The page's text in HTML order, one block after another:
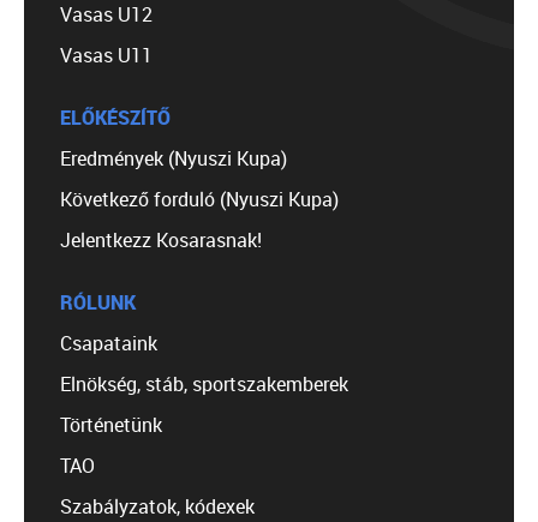
Vasas U12
Vasas U11
ELŐKÉSZÍTŐ
Eredmények (Nyuszi Kupa)
Következő forduló (Nyuszi Kupa)
Jelentkezz Kosarasnak!
RÓLUNK
Csapataink
Elnökség, stáb, sportszakemberek
Történetünk
TAO
Szabályzatok, kódexek